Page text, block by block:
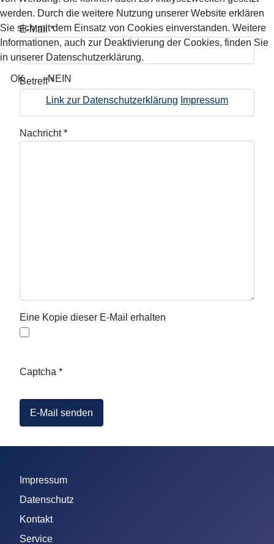
E-Mail*
Betreff*
Nachricht*
Eine Kopie dieser E-Mail erhalten
Captcha *
E-Mail senden
Impressum
Datenschutz
Kontakt
Service
werden. Durch die weitere Nutzung unserer Website erklären
Sie sich mit dem Einsatz von Cookies einverstanden. Weitere
Informationen, auch zur Deaktivierung der Cookies, finden Sie
in unserer Datenschutzerklärung.
OK NEIN
Link zur Datenschutzerklärung Impressum